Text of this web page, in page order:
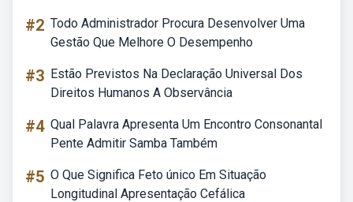
#2 Todo Administrador Procura Desenvolver Uma
Gestão Que Melhore O Desempenho
#3 Estão Previstos Na Declaração Universal Dos
Direitos Humanos A Observância
#4 Qual Palavra Apresenta Um Encontro Consonantal
Pente Admitir Samba Também
#5 O Que Significa Feto único Em Situação
Longitudinal Apresentação Cefálica